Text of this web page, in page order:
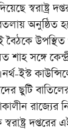
স্বরাষ্ট্র
অনুষ্ঠিত
বৈঠকে
শাহ সঙ্গে
ইস্ট
ছুটি বাতিলের
রাজ্যের
দপ্তরের এই